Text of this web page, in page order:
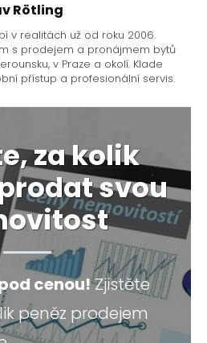
Rötling
v realitách už od roku 2006.
s prodejem a pronájmem bytů
v Praze a okolí. Klade
přístup a profesionální servis.
za kolik
svou
cenou!Zjistěte
peněz prodejem